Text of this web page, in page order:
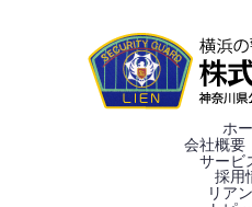
ホ
会社概要
サービ
採用
リア